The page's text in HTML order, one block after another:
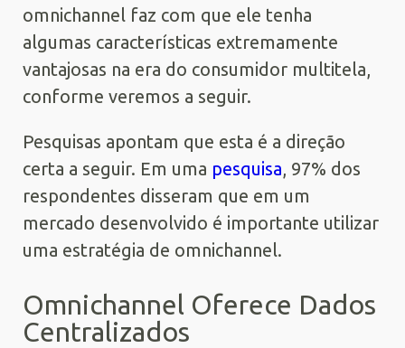
omnichannel faz com que ele tenha
algumas características extremamente
vantajosas na era do consumidor multitela,
conforme veremos a seguir.
Pesquisas apontam que esta é a direção
certa a seguir. Em uma pesquisa, 97% dos
respondentes disseram que em um
mercado desenvolvido é importante utilizar
uma estratégia de omnichannel.
Omnichannel Oferece Dados
Centralizados